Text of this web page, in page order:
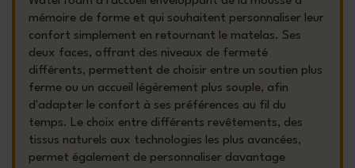
mémoire de forme et qui souhaitent personnaliser leur
confort simplement en retournant le matelas. Ses
deux faces, offrant des niveaux de fermeté
différents, permettent de choisir entre un soutien plus
ferme ou un accueil légèrement plus souple, afin
d'adapter le confort à ses préférences au fil du
temps. Le choix entre différents revêtements, des
tissus naturels aux technologies les plus avancées,
permet également de personnaliser davantage